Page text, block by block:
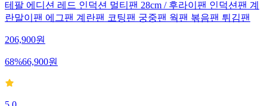
테팔 에디션 레드 인덕션 멀티팬 28cm / 후라이팬 인덕션팬 계
란말이팬 에그팬 계란팬 코팅팬 궁중팬 웍팬 볶음팬 튀김팬
206,900원
68%66,900원